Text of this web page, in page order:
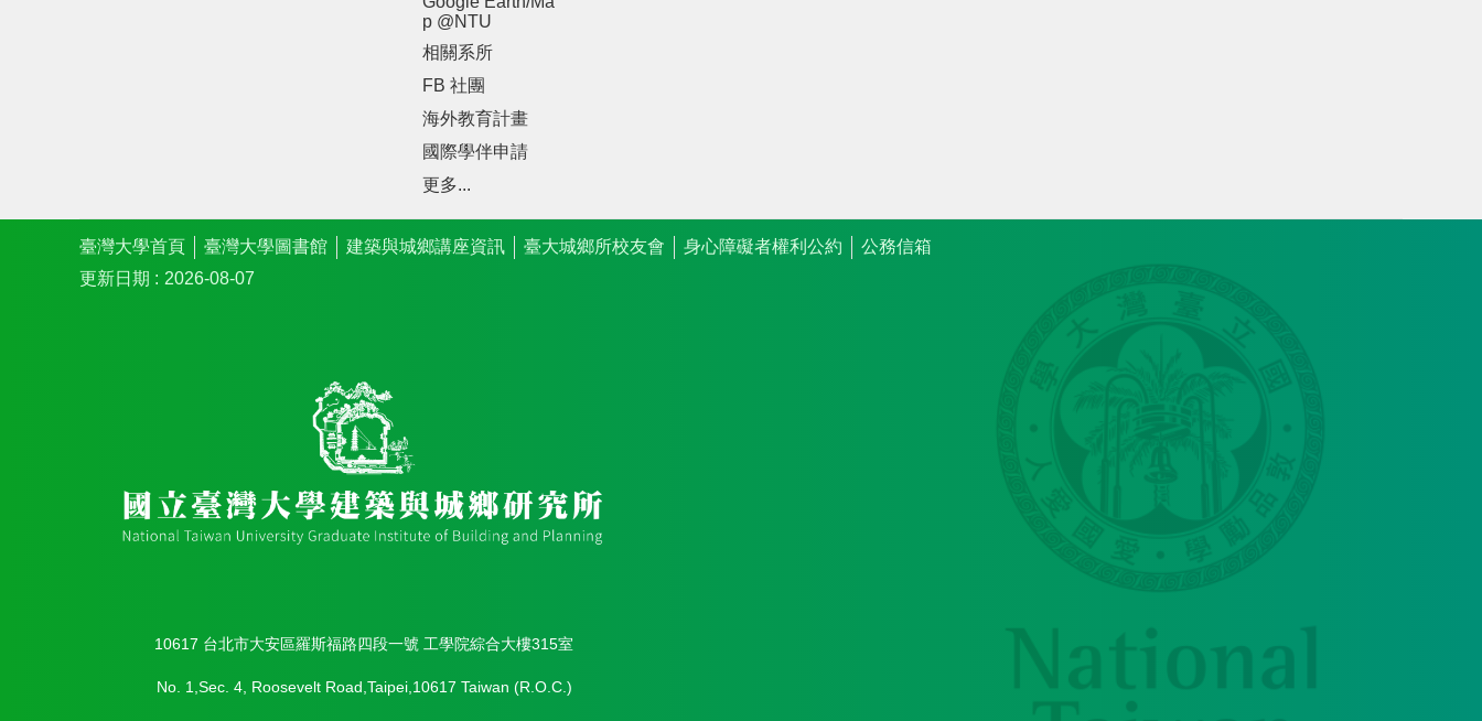
p @NTU
相關系所
FB 社團
海外教育計畫
國際學伴申請
更多...
臺灣大學首頁 臺灣大學圖書館 建築與城鄉講座資訊 臺大城鄉所校友會 身心障礙者權利公約
公務信箱
更新日期
2026-08-07
10617 台北市大安區羅斯福路四段一號 工學院綜合大樓315室
No. 1,Sec. 4, Roosevelt Road,Taipei,10617 Taiwan (R.O.C.)